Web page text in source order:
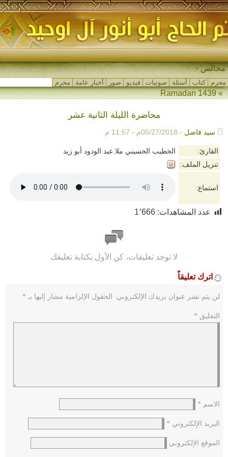
مجالس شهر_
محرم كتاب أسئلة صوتيات فيديو صور أخبار عامة محرم
»
Ramadan 1439
محاضرة الليلة الثانية عشر
سيد فاضل - 05/27/2018م - 11:57 م
القارئ:
الخطيب الحسيني ملا عبد الودود أبو زيد
تنزيل الملف:
استماع:
عدد المشاهدات: 1٬666
لا توجد تعليقات، كن الأول بكتابة تعليقك
اترك تعليقاً
لن يتم نشر عنوان بريدك الإلكتروني. الحقول الإلزامية مشار إليها بـ *
التعليق *
الاسم *
البريد الإلكتروني *
الموقع الإلكتروني